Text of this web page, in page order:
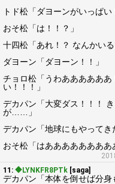
トド松「ダヨーンがいっぱい
おそ松「は！！？」
十四松「あれ！？ なんかいる
ダヨーン「ダヨーン！！」
チョロ松「うわあああああ
い！！！」
デカパン「大変ダス！！！
が……」
デカパン「地球にもやってき
おそ松「はああああああああ
11: ◆LYNKFR8PTk [saga]
デカパン「本体を倒せば分